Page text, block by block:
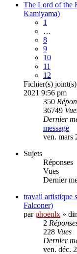
The Lord of the
Kamiyama)
1
…
8
9
10
11
12
Fichier(s) joint(s)
2021 9:56 pm
350
36749
Dernier
message
ven. mars
Sujets
Réponses
Vues
Dernier
travail artistique
Falconer)
parphoenlx »
2
228 Vues
Dernier
ven. déc.